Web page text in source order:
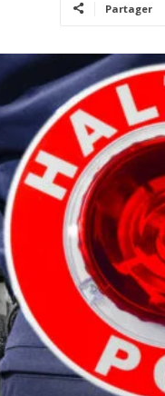
Partager